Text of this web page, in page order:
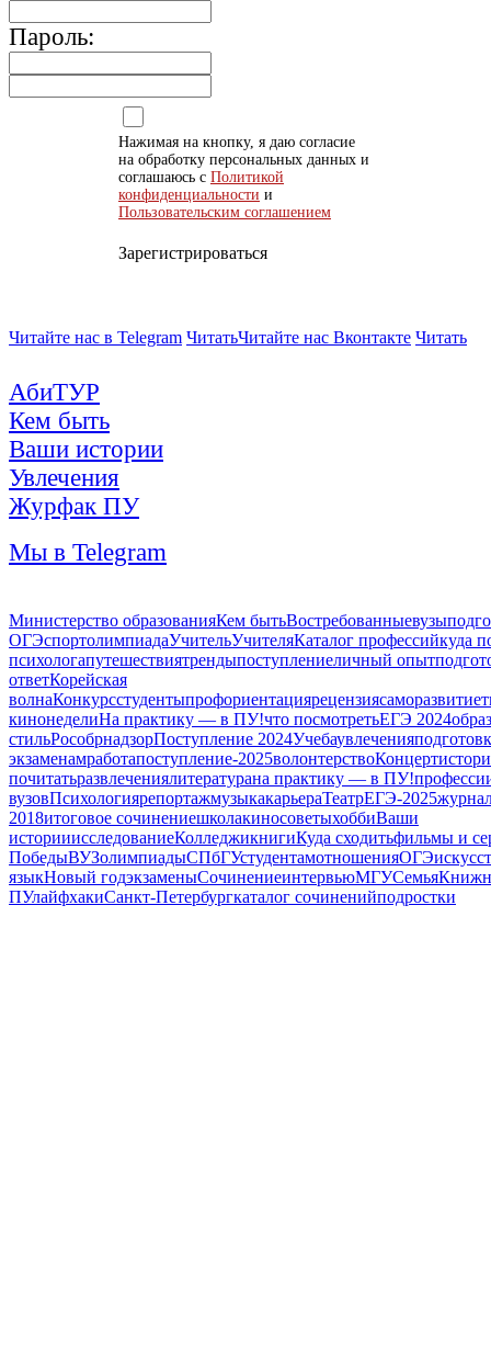
Пароль:
Нажимая на кнопку, я даю согласие
на обработку персональных данных и
соглашаюсь с Политикой
конфиденциальности и
Пользовательским соглашением
Зарегистрироваться
Читайте нас в Telegram ЧитатьЧитайте нас Вконтакте Читать
АбиТУР
Кем быть
Ваши истории
Увлечения
Журфак ПУ
Мы в Telegram
Министерство образованияКем бытьВостребованныевузы
ОГЭспортолимпиадаУчительУчителяКаталог профессийкуда
психологапутешествиятрендыпоступлениеличный опыт
ответКорейская
волнаКонкурсстудентыпрофориентациярецензиясаморазвитие
кинонеделиНа практику — в ПУ!что посмотретьЕГЭ 2024
стильРособрнадзорПоступление 2024Учебаувлечения
экзаменамработапоступление-2025волонтерствоКонцерт
почитатьразвлечениялитературана практику — в ПУ!
вузовПсихологиярепортажмузыкакарьераТеатрЕГЭ-2025
2018итоговое сочинениешколакиносоветыхоббиВаши
историиисследованиеКолледжикнигиКуда сходитьфильмы и
ПобедыВУЗолимпиадыСПбГУстудентамотношенияОГЭ
языкНовый годэкзаменыСочинениеинтервьюМГУСемья
ПУлайфхакиСанкт-Петербургкаталог сочиненийподростки